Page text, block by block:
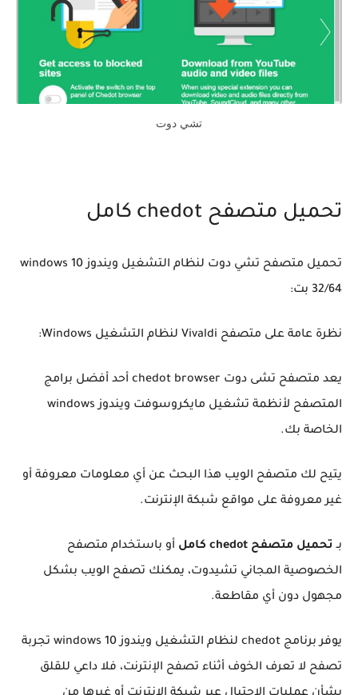
تشي دوت
تحميل متصفح chedot كامل
تحميل متصفح تشي دوت لنظام التشغيل ويندوز windows 10
32/64 بت:
نظرة عامة على متصفح Vivaldi لنظام التشغيل Windows:
يعد متصفح تشى دوت chedot browser أحد أفضل برامج
المتصفح لأنظمة تشغيل مايكروسوفت ويندوز windows
الخاصة بك.
يتيح لك متصفح الويب هذا البحث عن أي معلومات معروفة أو
غير معروفة على مواقع شبكة الإنترنت.
بـ تحميل متصفح chedot كامل
أو باستخدام متصفح
الخصوصية المجاني تشيدوت، يمكنك تصفح الويب بشكل
مجهول دون أي مقاطعة.
يوفر برنامج chedot لنظام التشغيل ويندوز windows 10 تجربة
تصفح لا تعرف الخوف أثناء تصفح الإنترنت، فلا داعي للقلق